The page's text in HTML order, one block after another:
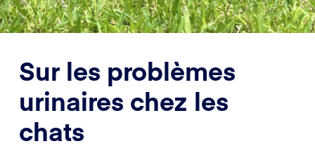
Sur les problèmes
urinaires chez les
chats